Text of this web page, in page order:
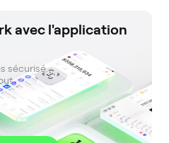
avec l'application
sécurisé.